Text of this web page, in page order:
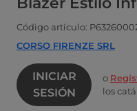
Código artículo:
CORSO FIRENZE SRL
INICIAR
SESIÓN
o
los